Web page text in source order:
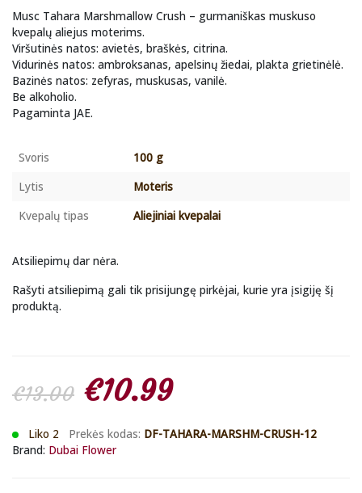
Musc Tahara Marshmallow Crush – gurmaniškas muskuso
kvepalų aliejus moterims.
Viršutinės natos: avietės, braškės, citrina.
Vidurinės natos: ambroksanas, apelsinų žiedai, plakta grietinėlė.
Bazinės natos: zefyras, muskusas, vanilė.
Be alkoholio.
Pagaminta JAE.
Svoris
100 g
Lytis
Moteris
Kvepalų tipas
Aliejiniai kvepalai
Atsiliepimų dar nėra.
Rašyti atsiliepimą gali tik prisijungę pirkėjai, kurie yra įsigiję šį
produktą.
€13.00 Original
price
€10.99Current
price
Liko 2 Prekės kodas: DF-TAHARA-MARSHM-CRUSH-12
Brand: Dubai Flower